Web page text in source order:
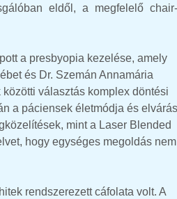
eldől, a megfelelő
a presbyopia kezelése, amely
és Dr. Szemán Annamária
választás komplex döntési
a páciensek életmódja és
mint a Laser Blended
hogy egységes megoldás nem
rendszerezett cáfolata volt. A